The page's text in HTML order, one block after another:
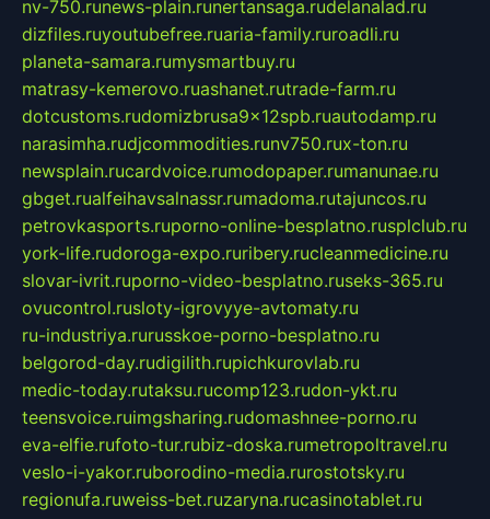
nv-750.runews-plain.runertansaga.rudelanalad.ru
dizfiles.ruyoutubefree.ruaria-family.ruroadli.ru
planeta-samara.rumysmartbuy.ru
matrasy-kemerovo.ruashanet.rutrade-farm.ru
dotcustoms.rudomizbrusa9x12spb.ruautodamp.ru
narasimha.rudjcommodities.runv750.rux-ton.ru
newsplain.rucardvoice.rumodopaper.rumanunae.ru
gbget.rualfeihavsalnassr.rumadoma.rutajuncos.ru
petrovkasports.ruporno-online-besplatno.rusplclub.ru
york-life.rudoroga-expo.ruribery.rucleanmedicine.ru
slovar-ivrit.ruporno-video-besplatno.ruseks-365.ru
ovucontrol.rusloty-igrovyye-avtomaty.ru
ru-industriya.rurusskoe-porno-besplatno.ru
belgorod-day.rudigilith.rupichkurovlab.ru
medic-today.rutaksu.rucomp123.rudon-ykt.ru
teensvoice.ruimgsharing.rudomashnee-porno.ru
eva-elfie.rufoto-tur.rubiz-doska.rumetropoltravel.ru
veslo-i-yakor.ruborodino-media.rurostotsky.ru
regionufa.ruweiss-bet.ruzaryna.rucasinotablet.ru